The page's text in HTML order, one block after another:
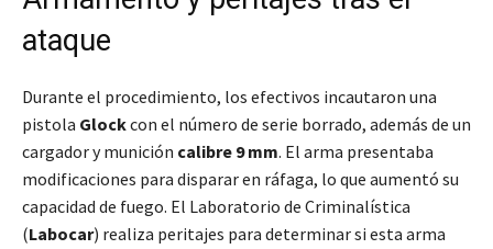
ataque
Durante el procedimiento, los efectivos incautaron una
pistola Glockcon el número de serie borrado, además de un
cargador y munición calibre 9 mm. El arma presentaba
modificaciones para disparar en ráfaga, lo que aumentó su
capacidad de fuego. El Laboratorio de Criminalística
(Labocar) realiza peritajes para determinar si esta arma